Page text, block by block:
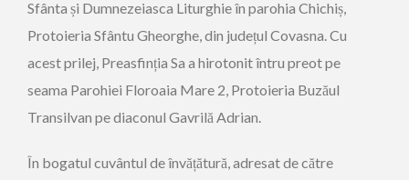
Sfânta și Dumnezeiasca Liturghie în parohia Chichiș,
Protoieria Sfântu Gheorghe, din județul Covasna. Cu
acest prilej, Preasfinția Sa a hirotonit întru preot pe
seama Parohiei Floroaia Mare 2, Protoieria Buzăul
Transilvan pe diaconul Gavrilă Adrian.
În bogatul cuvântul de învățătură, adresat de către